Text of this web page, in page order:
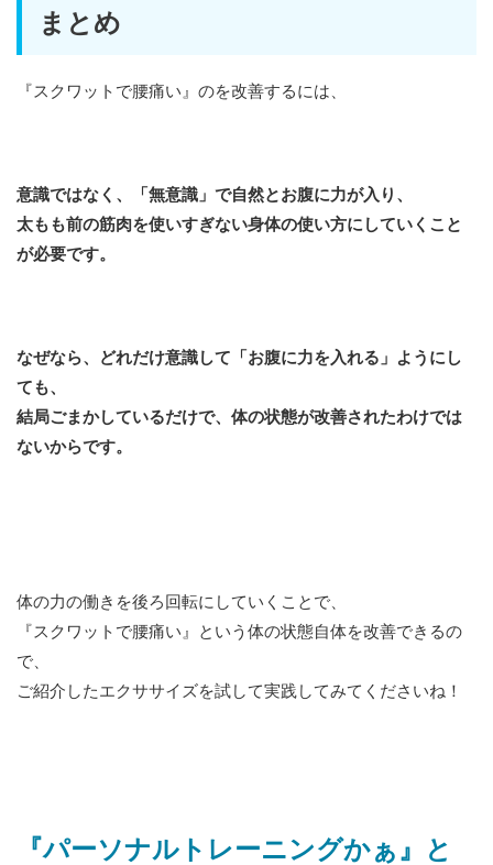
まとめ
『スクワットで腰痛い』のを改善するには、
意識ではなく、「無意識」で自然とお腹に力が入り、
太もも前の筋肉を使いすぎない身体の使い方にしていくこと
が必要です。
なぜなら、どれだけ意識して「お腹に力を入れる」ようにし
ても、
結局ごまかしているだけで、体の状態が改善されたわけでは
ないからです。
体の力の働きを後ろ回転にしていくことで、
『スクワットで腰痛い』という体の状態自体を改善できるの
で、
ご紹介したエクササイズを試して実践してみてくださいね！
『パーソナルトレーニングかぁ』と